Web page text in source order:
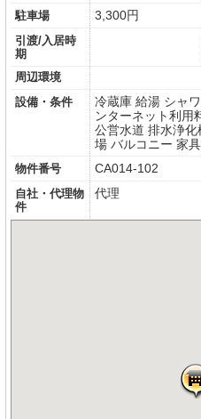
駐車場 3,300円
引渡/入居時
期
周辺環境
設備・条件
冷蔵庫 給湯 シャ
ンターネット利用
公営水道 排水浄化
場 バルコニー 家
物件番号 CA014-102
自社・代理物
件
代理